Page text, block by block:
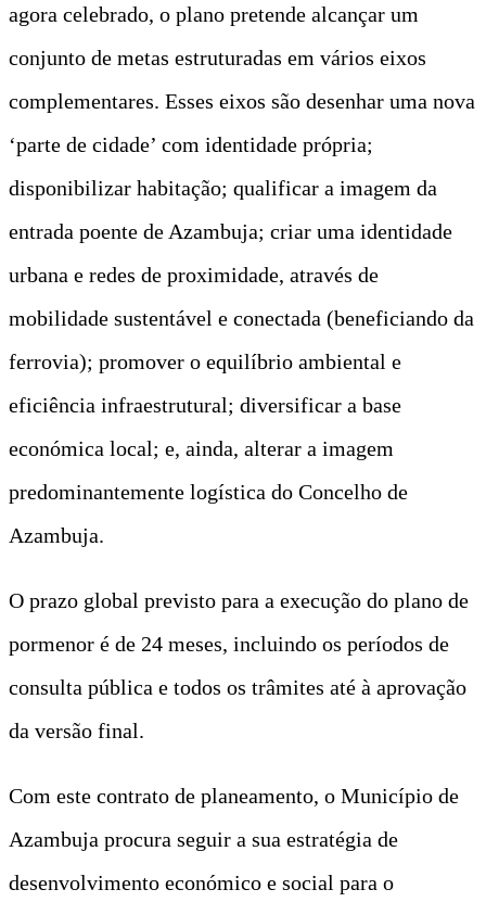
agora celebrado, o plano pretende alcançar um
conjunto de metas estruturadas em vários eixos
complementares. Esses eixos são desenhar uma nova
‘parte de cidade’ com identidade própria;
disponibilizar habitação; qualificar a imagem da
entrada poente de Azambuja; criar uma identidade
urbana e redes de proximidade, através de
mobilidade sustentável e conectada (beneficiando da
ferrovia); promover o equilíbrio ambiental e
eficiência infraestrutural; diversificar a base
económica local; e, ainda, alterar a imagem
predominantemente logística do Concelho de
Azambuja.
O prazo global previsto para a execução do plano de
pormenor é de 24 meses, incluindo os períodos de
consulta pública e todos os trâmites até à aprovação
da versão final.
Com este contrato de planeamento, o Município de
Azambuja procura seguir a sua estratégia de
desenvolvimento económico e social para o